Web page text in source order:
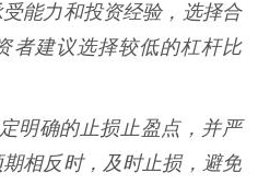
能力和投资经验，选择合
者建议选择较低的杠杆比
明确的止损止盈点，并严
相反时，及时止损，避免